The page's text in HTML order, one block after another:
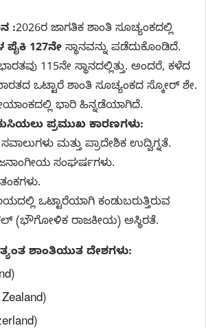
:2026ರ ಜಾಗತಿಕ ಶಾಂತಿ ಸೂಚ್ಯಂಕದಲ್ಲಿ
ಪೈಕಿ 127ನೇ ಸ್ಥಾನವನ್ನು ಪಡೆದುಕೊಂಡಿದೆ.
115ನೇ ಸ್ಥಾನದಲ್ಲಿತ್ತು. ಅಂದರೆ, ಕಳೆದ
ಒಟ್ಟಾರೆ ಶಾಂತಿ ಸೂಚ್ಯಂಕದ ಸ್ಕೋರ್ ಶೇ.
ಭಾರಿ ಹಿನ್ನಡೆಯಾಗಿದೆ.
ಪ್ರಮುಖ ಕಾರಣಗಳು:
ಮತ್ತು ಪ್ರಾದೇಶಿಕ ಉದ್ವಿಗ್ನತೆ.
ಸಂಘರ್ಷಗಳು.
ಒಟ್ಟಾರೆಯಾಗಿ ಕಂಡುಬರುತ್ತಿರುವ
(ಭೌಗೋಳಿಕ ರಾಜಕೀಯ) ಅಸ್ಥಿರತೆ.
ಶಾಂತಿಯುತ ದೇಶಗಳು: